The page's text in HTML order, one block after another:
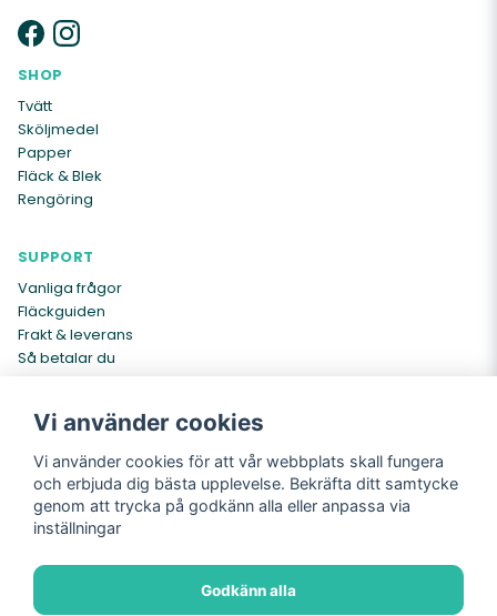
SHOP
Tvätt
Sköljmedel
Papper
Fläck & Blek
Rengöring
SUPPORT
Vanliga frågor
Fläckguiden
Frakt & leverans
Så betalar du
Om oss
Köpvillkor
Cookies
Integritetspolicy
Returer
Vi använder cookies
Vi använder cookies för att vår webbplats skall fungera
och erbjuda dig bästa upplevelse. Bekräfta ditt samtycke
genom att trycka på godkänn alla eller anpassa via
inställningar
Godkänn alla